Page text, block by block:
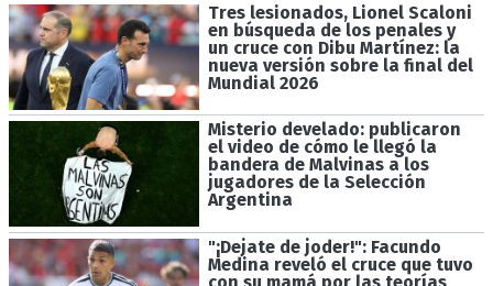
Tres lesionados, Lionel Scaloni
en búsqueda de los penales y
un cruce con Dibu Martínez: la
nueva versión sobre la final del
Mundial 2026
Misterio develado: publicaron
el video de cómo le llegó la
bandera de Malvinas a los
jugadores de la Selección
Argentina
"¡Dejate de joder!": Facundo
Medina reveló el cruce que tuvo